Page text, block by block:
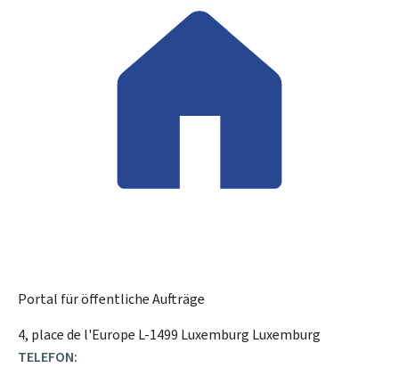
Portal für öffentliche Aufträge
ADRESSE:
4, place de l'Europe L-1499 Luxemburg Luxemburg
TELEFON: